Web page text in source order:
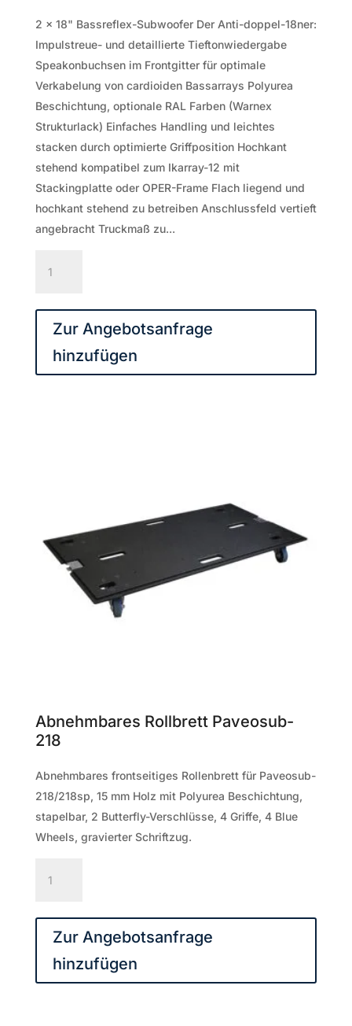
2 x 18" Bassreflex-Subwoofer Der Anti-doppel-18ner:
Impulstreue- und detaillierte Tieftonwiedergabe
Speakonbuchsen im Frontgitter für optimale
Verkabelung von cardioiden Bassarrays Polyurea
Beschichtung, optionale RAL Farben (Warnex
Strukturlack) Einfaches Handling und leichtes
stacken durch optimierte Griffposition Hochkant
stehend kompatibel zum Ikarray-12 mit
Stackingplatte oder OPER-Frame Flach liegend und
hochkant stehend zu betreiben Anschlussfeld vertieft
angebracht Truckmaß zu...
Acoustic
Zur Angebotsanfrage
hinzufügen
Abnehmbares Rollbrett Paveosub-
218
Abnehmbares frontseitiges Rollenbrett für Paveosub-
218/218sp, 15 mm Holz mit Polyurea Beschichtung,
stapelbar, 2 Butterfly-Verschlüsse, 4 Griffe, 4 Blue
Wheels, gravierter Schriftzug.
Rollbrett
Zur Angebotsanfrage
hinzufügen